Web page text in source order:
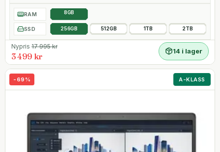
RAM 8GB
SSD 256GB 512GB 1TB 2TB
Nypris 17 995kr
3 499 kr
14 i lager
- 69 % A-KLASS